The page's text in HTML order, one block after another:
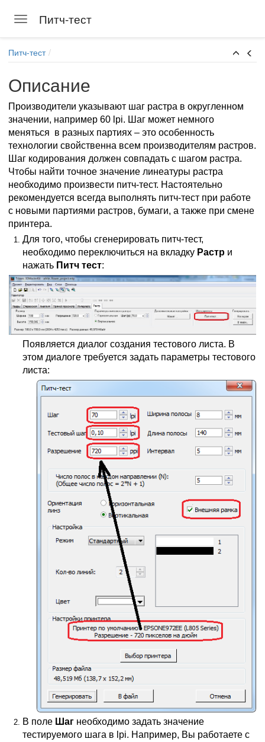
Toggle navigation
Питч-тест
Питч-тест
Описание
Производители указывают шаг растра в округленном
значении, например 60 lpi. Шаг может немного
меняться в разных партиях – это особенность
технологии свойственна всем производителям растров.
Шаг кодирования должен совпадать с шагом растра.
Чтобы найти точное значение линеатуры растра
необходимо произвести питч-тест. Настоятельно
рекомендуется всегда выполнять питч-тест при работе
с новыми партиями растров, бумаги, а также при смене
принтера.
Для того, чтобы сгенерировать питч-тест,
необходимо переключиться на вкладку Растр и
нажать Питч тест:
Появляется диалог создания тестового листа. В
этом диалоге требуется задать параметры тестового
листа:
В поле Шаг необходимо задать значение
тестируемого шага в lpi. Например, Вы работаете с